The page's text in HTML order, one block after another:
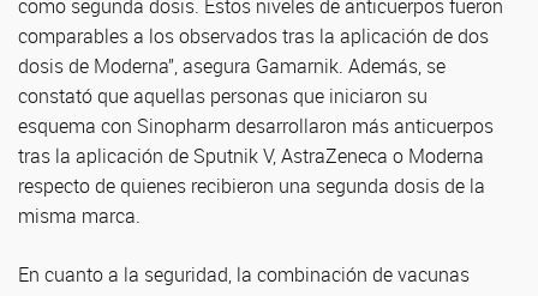
como segunda dosis. Estos niveles de anticuerpos fueron
comparables a los observados tras la aplicación de dos
dosis de Moderna”, asegura Gamarnik. Además, se
constató que aquellas personas que iniciaron su
esquema con Sinopharm desarrollaron más anticuerpos
tras la aplicación de Sputnik V, AstraZeneca o Moderna
respecto de quienes recibieron una segunda dosis de la
misma marca.
En cuanto a la seguridad, la combinación de vacunas